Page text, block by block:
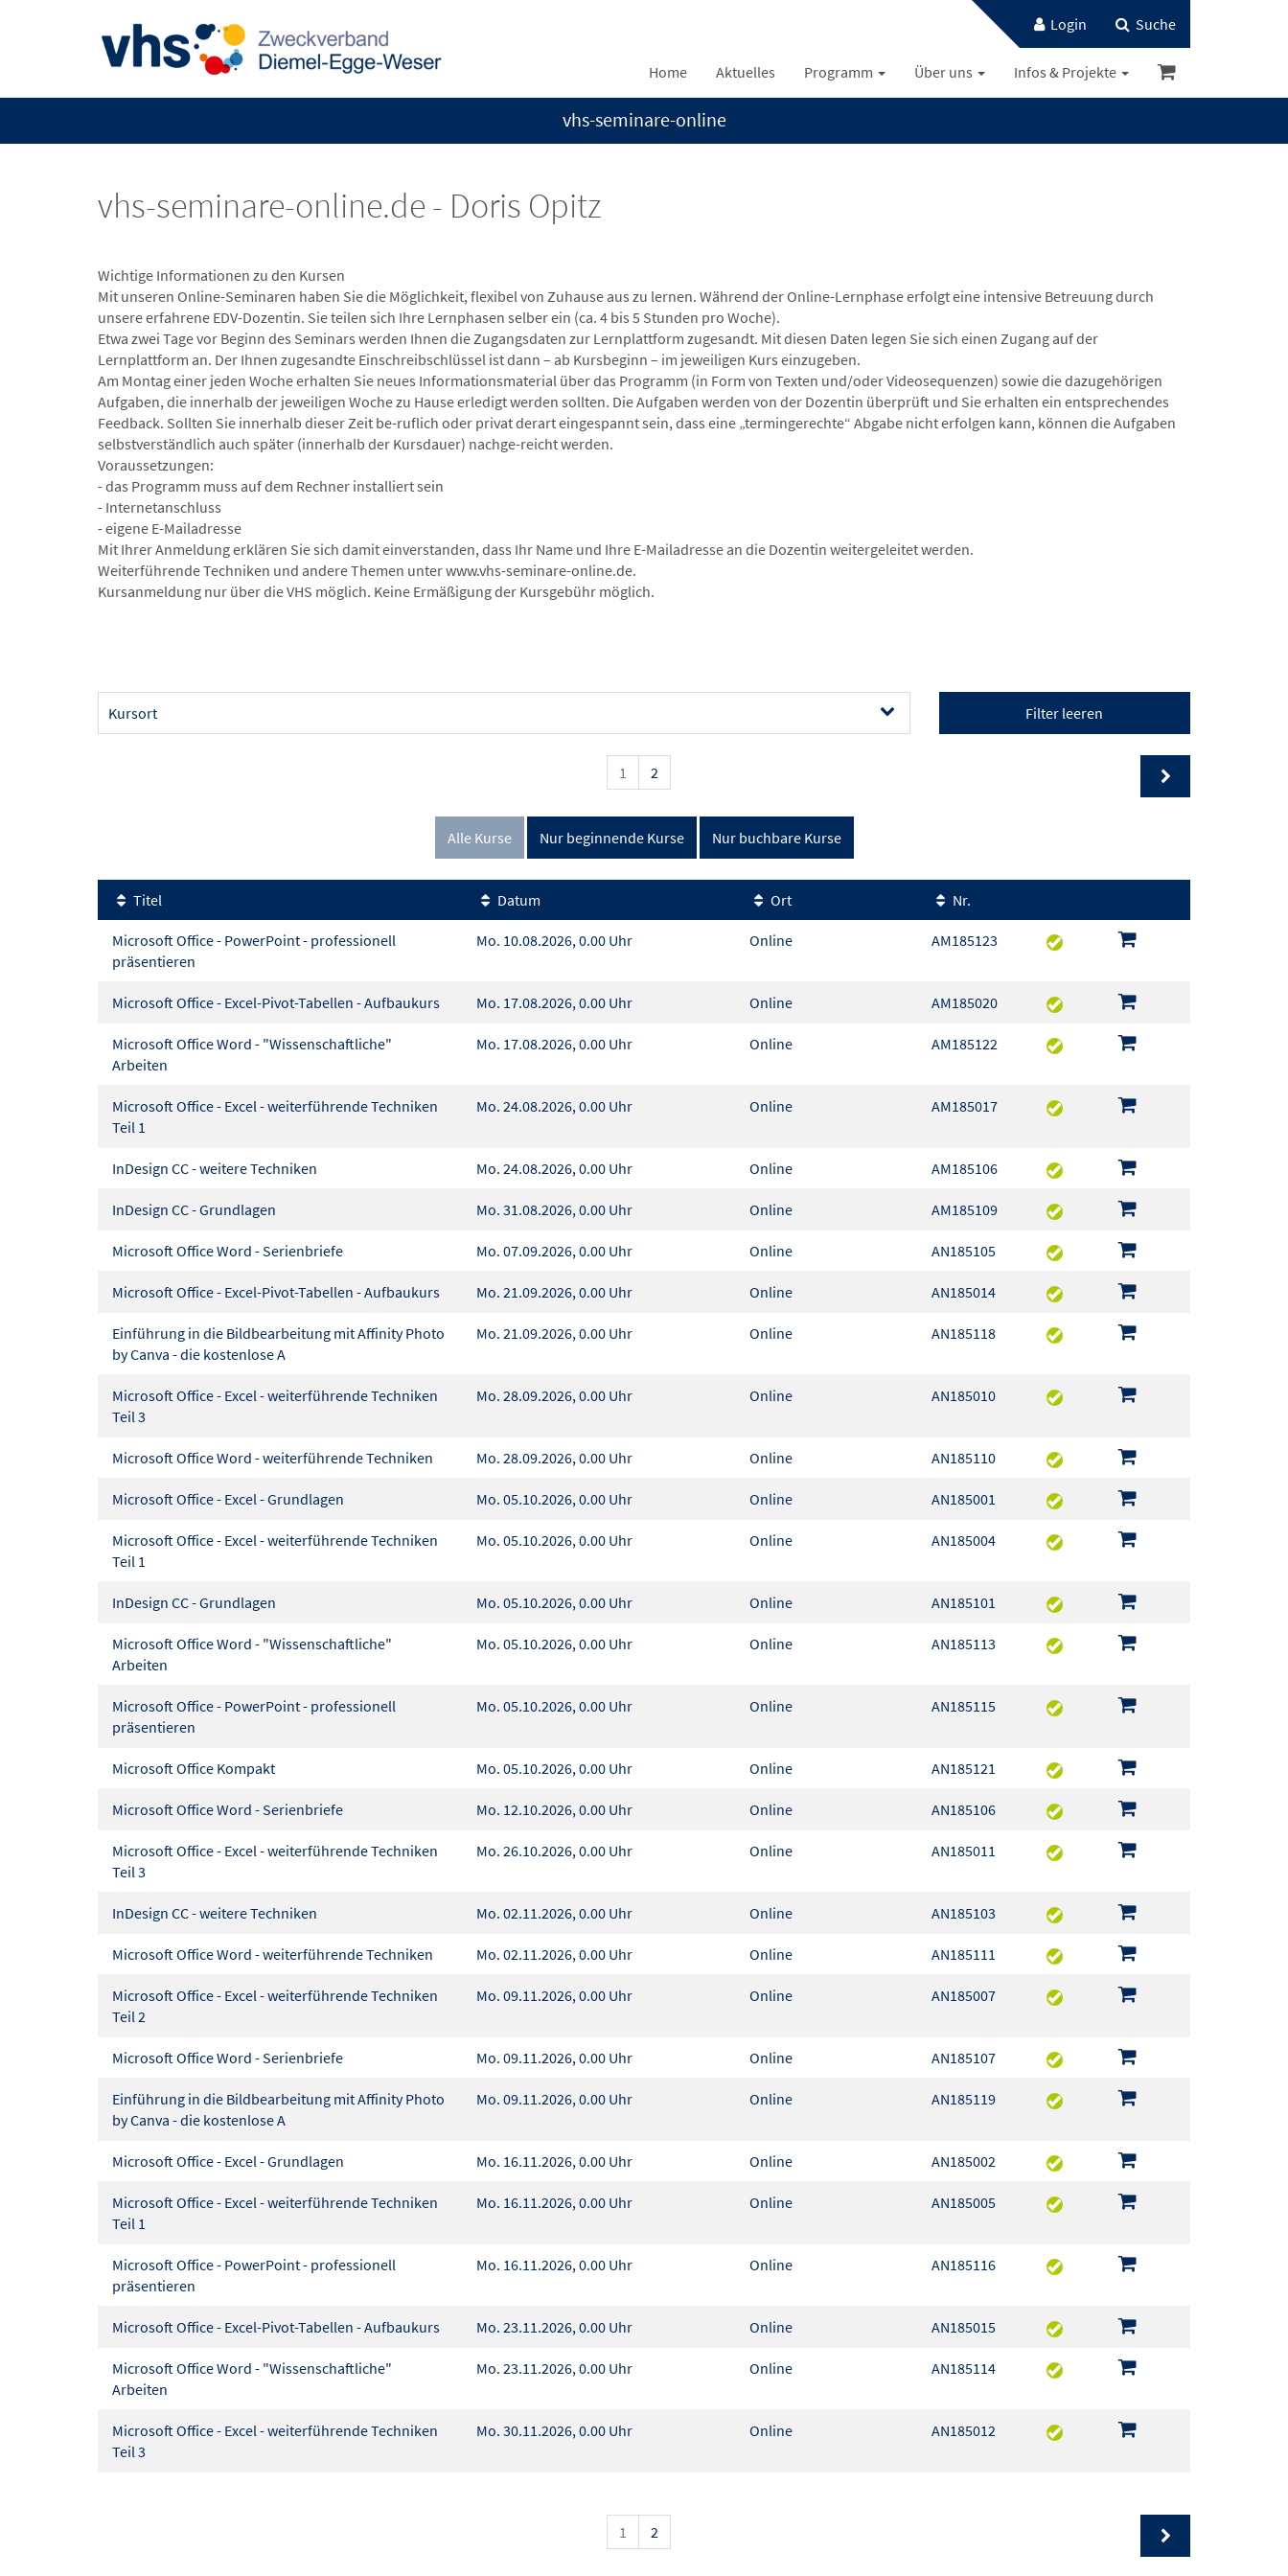
Login Suche
Home Aktuelles Programm Über uns Infos & Projekte
vhs-seminare-online
vhs-seminare-online.de - Doris Opitz
Wichtige Informationen zu den Kursen
Mit unseren Online-Seminaren haben Sie die Möglichkeit, flexibel von Zuhause aus zu lernen. Während der Online-Lernphase erfolgt eine intensive Betreuung durch
unsere erfahrene EDV-Dozentin. Sie teilen sich Ihre Lernphasen selber ein (ca. 4 bis 5 Stunden pro Woche).
Etwa zwei Tage vor Beginn des Seminars werden Ihnen die Zugangsdaten zur Lernplattform zugesandt. Mit diesen Daten legen Sie sich einen Zugang auf der
Lernplattform an. Der Ihnen zugesandte Einschreibschlüssel ist dann – ab Kursbeginn – im jeweiligen Kurs einzugeben.
Am Montag einer jeden Woche erhalten Sie neues Informationsmaterial über das Programm (in Form von Texten und/oder Videosequenzen) sowie die dazugehörigen
Aufgaben, die innerhalb der jeweiligen Woche zu Hause erledigt werden sollten. Die Aufgaben werden von der Dozentin überprüft und Sie erhalten ein entsprechendes
Feedback. Sollten Sie innerhalb dieser Zeit be-ruflich oder privat derart eingespannt sein, dass eine „termingerechte“ Abgabe nicht erfolgen kann, können die Aufgaben
selbstverständlich auch später (innerhalb der Kursdauer) nachge-reicht werden.
Voraussetzungen:
- das Programm muss auf dem Rechner installiert sein
- Internetanschluss
- eigene E-Mailadresse
Mit Ihrer Anmeldung erklären Sie sich damit einverstanden, dass Ihr Name und Ihre E-Mailadresse an die Dozentin weitergeleitet werden.
Weiterführende Techniken und andere Themen unter www.vhs-seminare-online.de.
Kursanmeldung nur über die VHS möglich. Keine Ermäßigung der Kursgebühr möglich.
Kursort Filter leeren
1 2
Alle Kurse Nur beginnende Kurse Nur buchbare Kurse
Titel Datum Ort Nr.
Microsoft Office - PowerPoint - professionell
präsentieren
Mo. 10.08.2026, 0.00 Uhr Online AM185123
Microsoft Office - Excel-Pivot-Tabellen - Aufbaukurs Mo. 17.08.2026, 0.00 Uhr Online AM185020
Microsoft Office Word - "Wissenschaftliche"
Arbeiten
Mo. 17.08.2026, 0.00 Uhr Online AM185122
Microsoft Office - Excel - weiterführende Techniken
Teil 1
Mo. 24.08.2026, 0.00 Uhr Online AM185017
InDesign CC - weitere Techniken Mo. 24.08.2026, 0.00 Uhr Online AM185106
InDesign CC - Grundlagen Mo. 31.08.2026, 0.00 Uhr Online AM185109
Microsoft Office Word - Serienbriefe Mo. 07.09.2026, 0.00 Uhr Online AN185105
Microsoft Office - Excel-Pivot-Tabellen - Aufbaukurs Mo. 21.09.2026, 0.00 Uhr Online AN185014
Einführung in die Bildbearbeitung mit Affinity Photo
by Canva - die kostenlose A
Mo. 21.09.2026, 0.00 Uhr Online AN185118
Microsoft Office - Excel - weiterführende Techniken
Teil 3
Mo. 28.09.2026, 0.00 Uhr Online AN185010
Microsoft Office Word - weiterführende Techniken Mo. 28.09.2026, 0.00 Uhr Online AN185110
Microsoft Office - Excel - Grundlagen Mo. 05.10.2026, 0.00 Uhr Online AN185001
Microsoft Office - Excel - weiterführende Techniken
Teil 1
Mo. 05.10.2026, 0.00 Uhr Online AN185004
InDesign CC - Grundlagen Mo. 05.10.2026, 0.00 Uhr Online AN185101
Microsoft Office Word - "Wissenschaftliche"
Arbeiten
Mo. 05.10.2026, 0.00 Uhr Online AN185113
Microsoft Office - PowerPoint - professionell
präsentieren
Mo. 05.10.2026, 0.00 Uhr Online AN185115
Microsoft Office Kompakt Mo. 05.10.2026, 0.00 Uhr Online AN185121
Microsoft Office Word - Serienbriefe Mo. 12.10.2026, 0.00 Uhr Online AN185106
Microsoft Office - Excel - weiterführende Techniken
Teil 3
Mo. 26.10.2026, 0.00 Uhr Online AN185011
InDesign CC - weitere Techniken Mo. 02.11.2026, 0.00 Uhr Online AN185103
Microsoft Office Word - weiterführende Techniken Mo. 02.11.2026, 0.00 Uhr Online AN185111
Microsoft Office - Excel - weiterführende Techniken
Teil 2
Mo. 09.11.2026, 0.00 Uhr Online AN185007
Microsoft Office Word - Serienbriefe Mo. 09.11.2026, 0.00 Uhr Online AN185107
Einführung in die Bildbearbeitung mit Affinity Photo
by Canva - die kostenlose A
Mo. 09.11.2026, 0.00 Uhr Online AN185119
Microsoft Office - Excel - Grundlagen Mo. 16.11.2026, 0.00 Uhr Online AN185002
Microsoft Office - Excel - weiterführende Techniken
Teil 1
Mo. 16.11.2026, 0.00 Uhr Online AN185005
Microsoft Office - PowerPoint - professionell
präsentieren
Mo. 16.11.2026, 0.00 Uhr Online AN185116
Microsoft Office - Excel-Pivot-Tabellen - Aufbaukurs Mo. 23.11.2026, 0.00 Uhr Online AN185015
Microsoft Office Word - "Wissenschaftliche"
Arbeiten
Mo. 23.11.2026, 0.00 Uhr Online AN185114
Microsoft Office - Excel - weiterführende Techniken
Teil 3
Mo. 30.11.2026, 0.00 Uhr Online AN185012
1 2